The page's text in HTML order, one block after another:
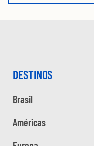
DESTINOS
Brasil
Américas